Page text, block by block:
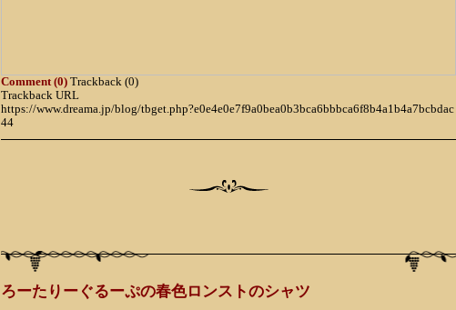
Comment (0) Trackback (0)
Trackback URL
https://www.dreama.jp/blog/tbget.php?e0e4e0e7f9a0bea0b3bca6bbbca6f8b4a1b4a7bcbdac
44
ろーたりーぐるーぷの春色ロンストのシャツ